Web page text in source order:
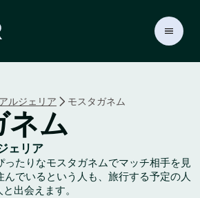
r
ホ
ー
ム
ペ
ー
ジ
アルジェリア モスタガネム
ネム
ェリア
たりなモスタガネムでマッチ相手を見
でいるという人も、旅行する予定の人
出会えます。